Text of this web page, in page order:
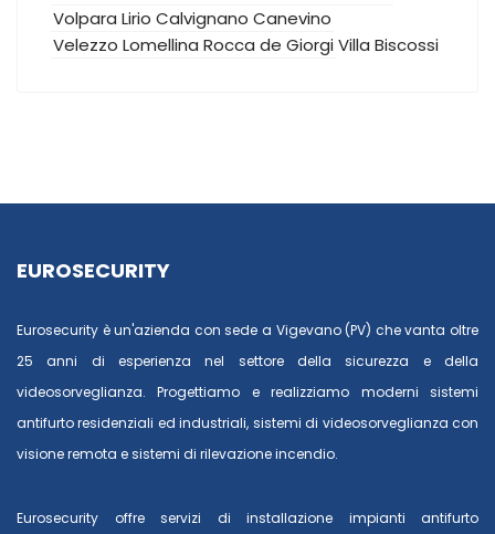
Volpara Lirio Calvignano Canevino
Velezzo Lomellina Rocca de GiorgiVilla Biscossi
EUROSECURITY
Eurosecurity è un'azienda con sede a Vigevano (PV) che vanta oltre
25 anni di esperienza nel settore della sicurezza e della
videosorveglianza. Progettiamo e realizziamo moderni sistemi
antifurto residenziali ed industriali, sistemi di videosorveglianza con
visione remota e sistemi di rilevazione incendio.
Eurosecurity offre servizi di installazione impianti antifurto